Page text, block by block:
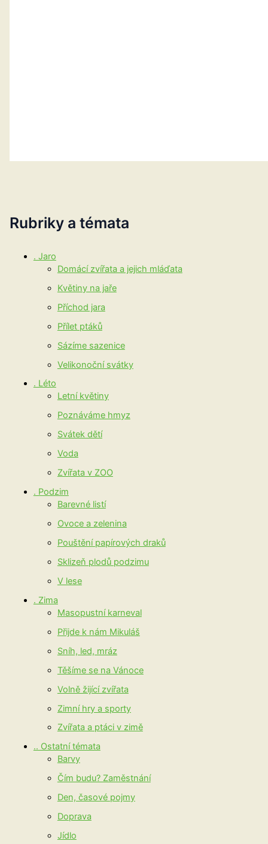
Rubriky a témata
. Jaro
Domácí zvířata a jejich mláďata
Květiny na jaře
Příchod jara
Přílet ptáků
Sázíme sazenice
Velikonoční svátky
. Léto
Letní květiny
Poznáváme hmyz
Svátek dětí
Voda
Zvířata v ZOO
. Podzim
Barevné listí
Ovoce a zelenina
Pouštění papírových draků
Sklizeň plodů podzimu
V lese
. Zima
Masopustní karneval
Přijde k nám Mikuláš
Sníh, led, mráz
Těšíme se na Vánoce
Volně žijící zvířata
Zimní hry a sporty
Zvířata a ptáci v zimě
.. Ostatní témata
Barvy
Čím budu? Zaměstnání
Den, časové pojmy
Doprava
Jídlo